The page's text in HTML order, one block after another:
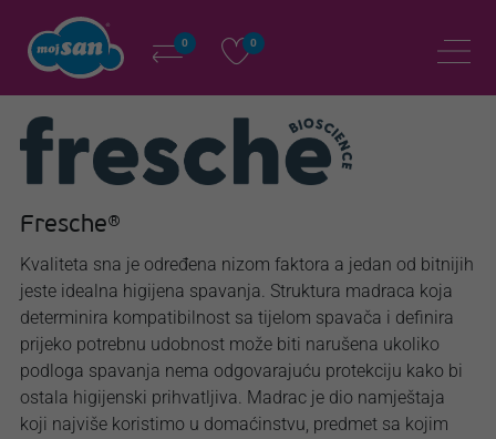
0 0
Fresche®
Kvaliteta sna je određena nizom faktora a jedan od bitnijih
jeste idealna higijena spavanja. Struktura madraca koja
determinira kompatibilnost sa tijelom spavača i definira
prijeko potrebnu udobnost može biti narušena ukoliko
podloga spavanja nema odgovarajuću protekciju kako bi
ostala higijenski prihvatljiva. Madrac je dio namještaja
koji najviše koristimo u domaćinstvu, predmet sa kojim